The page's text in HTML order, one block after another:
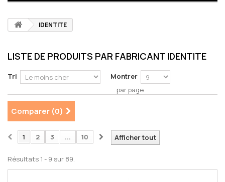
IDENTITE
LISTE DE PRODUITS PAR FABRICANT IDENTITE
Tri
Montrer
par page
Comparer (0)
Afficher tout
1 2 3 ... 10
Résultats 1 - 9 sur 89.